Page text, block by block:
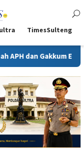
TimesSulteng
Kejati